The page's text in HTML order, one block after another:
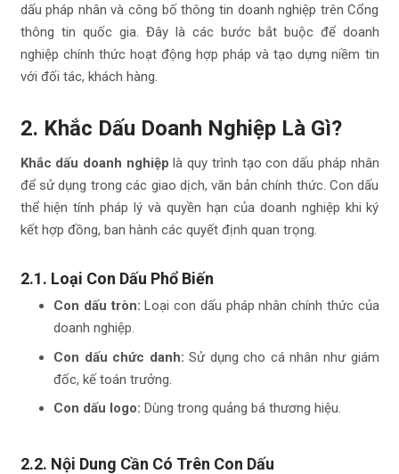
dấu pháp nhân và công bố thông tin doanh nghiệp trên Cổng
thông tin quốc gia. Đây là các bước bắt buộc để doanh
nghiệp chính thức hoạt động hợp pháp và tạo dựng niềm tin
với đối tác, khách hàng.
2. Khắc Dấu Doanh Nghiệp Là Gì?
Khắc dấu doanh nghiệp là quy trình tạo con dấu pháp nhân
để sử dụng trong các giao dịch, văn bản chính thức. Con dấu
thể hiện tính pháp lý và quyền hạn của doanh nghiệp khi ký
kết hợp đồng, ban hành các quyết định quan trọng.
2.1. Loại Con Dấu Phổ Biến
Con dấu tròn: Loại con dấu pháp nhân chính thức của
doanh nghiệp.
Con dấu chức danh: Sử dụng cho cá nhân như giám
đốc, kế toán trưởng.
Con dấu logo: Dùng trong quảng bá thương hiệu.
2.2. Nội Dung Cần Có Trên Con Dấu